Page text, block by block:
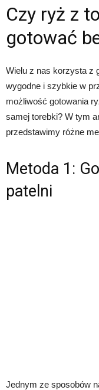
Czy ryż z
gotować
Wielu z nas korzysta z
wygodne i szybkie w
możliwość gotowania
samej torebki? W tym
przedstawimy różne
Metoda 1:
patelni
Jednym ze sposobów